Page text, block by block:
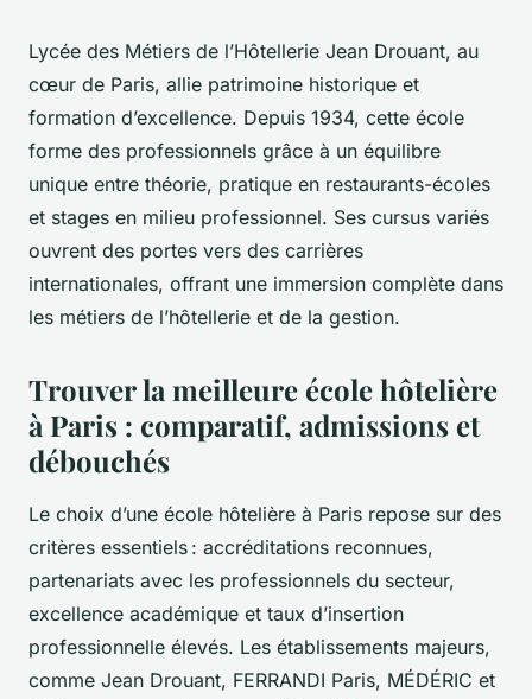
Lycée des Métiers de l’Hôtellerie Jean Drouant, au
cœur de Paris, allie patrimoine historique et
formation d’excellence. Depuis 1934, cette école
forme des professionnels grâce à un équilibre
unique entre théorie, pratique en restaurants-écoles
et stages en milieu professionnel. Ses cursus variés
ouvrent des portes vers des carrières
internationales, offrant une immersion complète dans
les métiers de l’hôtellerie et de la gestion.
Trouver la meilleure école hôtelière
à Paris : comparatif, admissions et
débouchés
Le choix d’une école hôtelière à Paris repose sur des
critères essentiels : accréditations reconnues,
partenariats avec les professionnels du secteur,
excellence académique et taux d’insertion
professionnelle élevés. Les établissements majeurs,
comme Jean Drouant, FERRANDI Paris, MÉDÉRIC et